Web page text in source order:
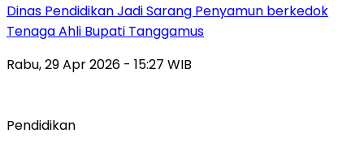
Dinas Pendidikan Jadi Sarang Penyamun berkedok
Tenaga Ahli Bupati Tanggamus
Rabu, 29 Apr 2026 - 15:27 WIB
Pendidikan